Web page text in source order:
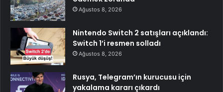
Ağustos 8, 2026
Nintendo Switch 2 satışları açıklandı:
Switch 1’i resmen solladı
Ağustos 8, 2026
Rusya, Telegram’ın kurucusu için
yakalama kararı çıkardı